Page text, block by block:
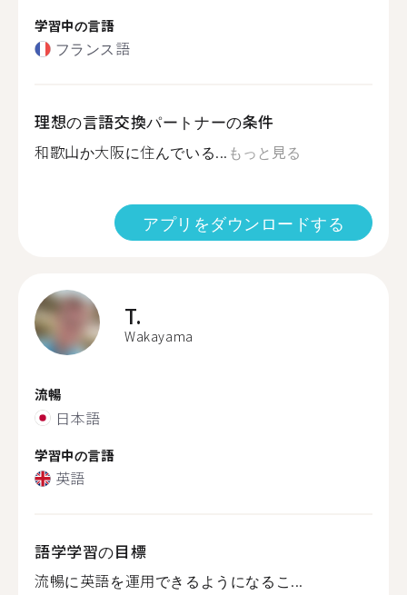
学習中の言語
フランス語
理想の言語交換パートナーの条件
和歌山か大阪に住んでいる... もっと見る
アプリをダウンロードする
T.
Wakayama
流暢
日本語
学習中の言語
英語
語学学習の目標
流暢に英語を運用できるようになるこ...